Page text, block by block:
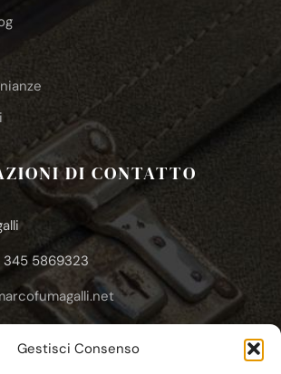
Gestisci Consenso
DI CONTATTO
345 5869323